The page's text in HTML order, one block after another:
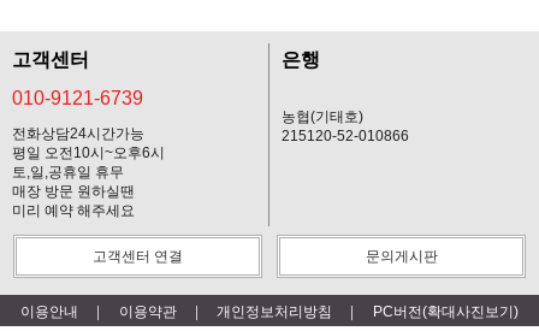
고객센터
010-9121-6739
전화상담24시간가능
평일 오전10시~오후6시
토,일,공휴일 휴무
매장 방문 원하실땐
미리 예약 해주세요
은행
농협(기태호)
215120-52-010866
고객센터 연결 문의게시판
이용안내 이용약관 개인정보처리방침 PC버전(확대사진보기)